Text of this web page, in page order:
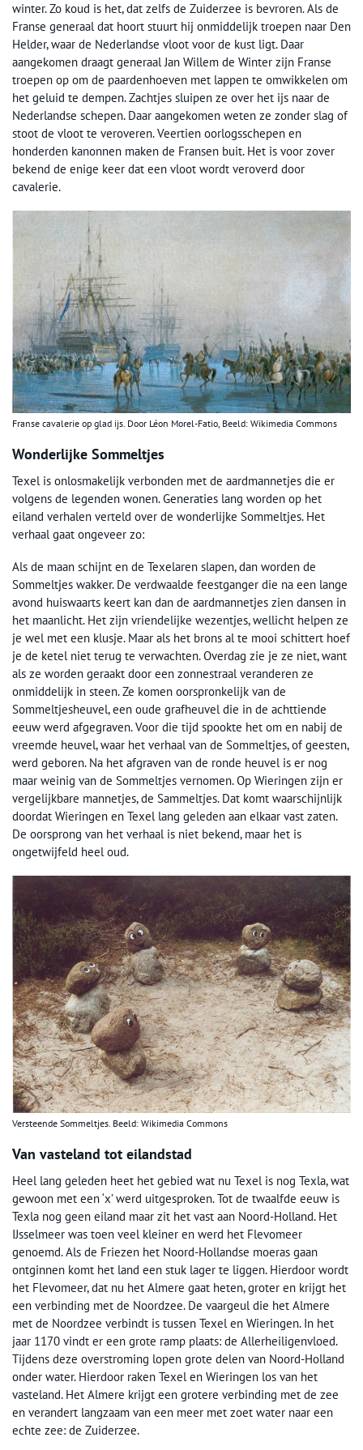
winter. Zo koud is het, dat zelfs de Zuiderzee is bevroren. Als de
Franse generaal dat hoort stuurt hij onmiddelijk troepen naar Den
Helder, waar de Nederlandse vloot voor de kust ligt. Daar
aangekomen draagt generaal Jan Willem de Winter zijn Franse
troepen op om de paardenhoeven met lappen te omwikkelen om
het geluid te dempen. Zachtjes sluipen ze over het ijs naar de
Nederlandse schepen. Daar aangekomen weten ze zonder slag of
stoot de vloot te veroveren. Veertien oorlogsschepen en
honderden kanonnen maken de Fransen buit. Het is voor zover
bekend de enige keer dat een vloot wordt veroverd door
cavalerie.
Franse cavalerie op glad ijs. Door Léon Morel-Fatio, Beeld: Wikimedia Commons
Wonderlijke Sommeltjes
Texel is onlosmakelijk verbonden met de aardmannetjes die er
volgens de legenden wonen. Generaties lang worden op het
eiland verhalen verteld over de wonderlijke Sommeltjes. Het
verhaal gaat ongeveer zo:
Als de maan schijnt en de Texelaren slapen, dan worden de
Sommeltjes wakker. De verdwaalde feestganger die na een lange
avond huiswaarts keert kan dan de aardmannetjes zien dansen in
het maanlicht. Het zijn vriendelijke wezentjes, wellicht helpen ze
je wel met een klusje. Maar als het brons al te mooi schittert hoef
je de ketel niet terug te verwachten. Overdag zie je ze niet, want
als ze worden geraakt door een zonnestraal veranderen ze
onmiddelijk in steen. Ze komen oorspronkelijk van de
Sommeltjesheuvel, een oude grafheuvel die in de achttiende
eeuw werd afgegraven. Voor die tijd spookte het om en nabij de
vreemde heuvel, waar het verhaal van de Sommeltjes, of geesten,
werd geboren. Na het afgraven van de ronde heuvel is er nog
maar weinig van de Sommeltjes vernomen. Op Wieringen zijn er
vergelijkbare mannetjes, de Sammeltjes. Dat komt waarschijnlijk
doordat Wieringen en Texel lang geleden aan elkaar vast zaten.
De oorsprong van het verhaal is niet bekend, maar het is
ongetwijfeld heel oud.
Versteende Sommeltjes. Beeld: Wikimedia Commons
Van vasteland tot eilandstad
Heel lang geleden heet het gebied wat nu Texel is nog Texla, wat
gewoon met een ‘x’ werd uitgesproken. Tot de twaalfde eeuw is
Texla nog geen eiland maar zit het vast aan Noord-Holland. Het
IJsselmeer was toen veel kleiner en werd het Flevomeer
genoemd. Als de Friezen het Noord-Hollandse moeras gaan
ontginnen komt het land een stuk lager te liggen. Hierdoor wordt
het Flevomeer, dat nu het Almere gaat heten, groter en krijgt het
een verbinding met de Noordzee. De vaargeul die het Almere
met de Noordzee verbindt is tussen Texel en Wieringen. In het
jaar 1170 vindt er een grote ramp plaats: de Allerheiligenvloed.
Tijdens deze overstroming lopen grote delen van Noord-Holland
onder water. Hierdoor raken Texel en Wieringen los van het
vasteland. Het Almere krijgt een grotere verbinding met de zee
en verandert langzaam van een meer met zoet water naar een
echte zee: de Zuiderzee.